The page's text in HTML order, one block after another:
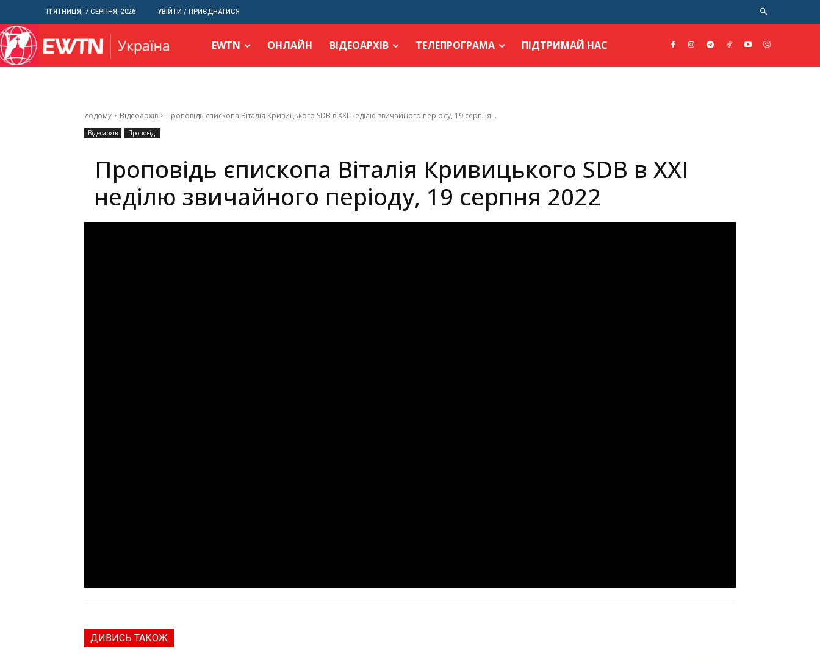
П’ЯТНИЦЯ, 7 СЕРПНЯ, 2026 УВІЙТИ / ПРИЄДНАТИСЯ
EWTN ОНЛАЙН ВІДЕОАРХІВ ТЕЛЕПРОГРАМА ПІДТРИМАЙ НАС
додому Відеоархів Проповідь єпископа Віталія Кривицького SDB в XXI неділю звичайного періоду, 19 серпня...
Відеоархів Проповіді
Проповідь єпископа Віталія Кривицького SDB в XXI
неділю звичайного періоду, 19 серпня 2022
ДИВИСЬ ТАКОЖ